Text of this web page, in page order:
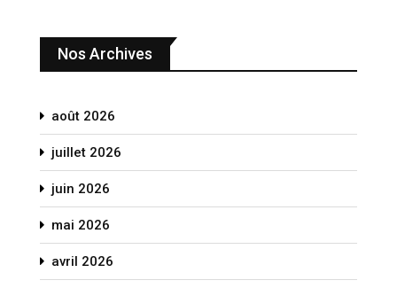
Nos Archives
août 2026
juillet 2026
juin 2026
mai 2026
avril 2026